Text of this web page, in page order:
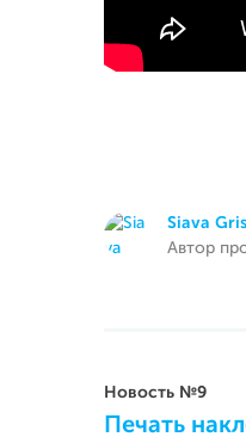
Siava Gris
Автор
Новость №9
Печать